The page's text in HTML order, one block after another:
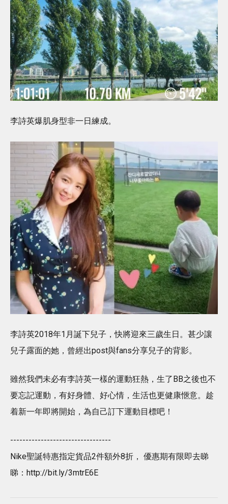
李詩英爆肌身型非一日練成。
李詩英2018年1月誕下兒子，快將迎來三歲生日。甚少讓
兒子露面的她，曾經出post與fans分享兒子的背影。
雖然我們未必有李詩英一樣的運動狂熱，生了BB之後也不
要忘記運動，有好身體、好心情，生活也更健康愜意。趁
着新一年即將開始，為自己訂下運動目標吧！
---------------------------------
Nike聖誕特惠指定貨品2件額外8折， 優惠期有限即去睇
睇：http://bit.ly/3mtrE6E